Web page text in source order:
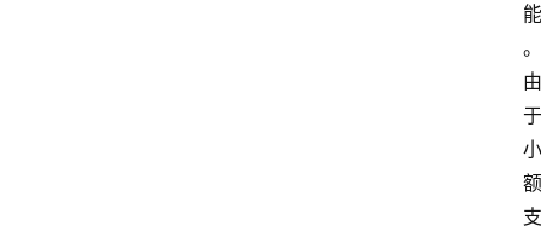
能
。
由
于
小
额
支